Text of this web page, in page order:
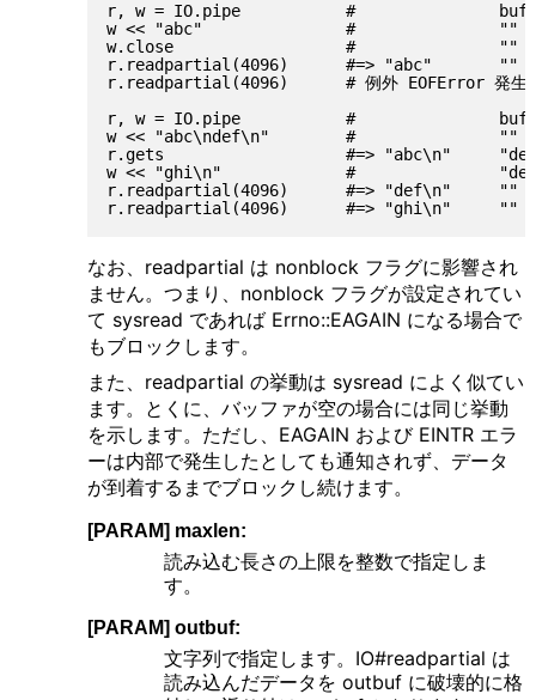
r, w = IO.pipe           #
w << "abc"               #               ""
w.close                  #               ""
r.readpartial(4096)      #=> "abc"
r.readpartial(4096)      # 例外 EOFError 発生
r, w = IO.pipe           #
w << "abc\ndef\n"        #               ""
r.gets                   #=> "abc\n"
w << "ghi\n"             #
r.readpartial(4096)      #=> "def\n"
なお、readpartial は nonblock フラグに影響され
ません。つまり、nonblock フラグが設定されてい
て sysread であれば Errno::EAGAIN になる場合で
もブロックします。
また、readpartial の挙動は sysread によく似てい
ます。とくに、バッファが空の場合には同じ挙動
を示します。ただし、EAGAIN および EINTR エラ
ーは内部で発生したとしても通知されず、データ
が到着するまでブロックし続けます。
[PARAM] maxlen:
読み込む長さの上限を整数で指定しま
す。
[PARAM] outbuf:
文字列で指定します。IO#readpartial は
読み込んだデータを outbuf に破壊的に格